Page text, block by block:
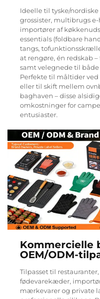
Ideelle til tyske/
grossister, multibrugs
importører af
essentials (foldbare
tangs,
at rengøre, én redskab
samt velegnede til
Perfekte til måltider
eller til skift mellem
baghaven – disse
omkostninger for
entusiaster.
Kommercielle
OEM/ODM-
Tilpasset til
fødevarekæder,
mærkevarer og private